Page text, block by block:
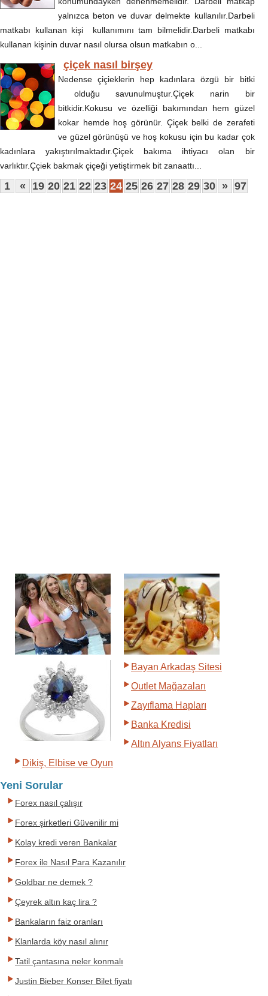
yalnızca beton ve duvar delmekte kullanılır.Darbeli
matkabı kullanan kişi kullanımını tam bilmelidir.Darbeli matkabı
kullanan kişinin duvar nasıl olursa olsun matkabın o...
çiçek nasıl birşey
Nedense çiçieklerin hep kadınlara özgü bir bitki
olduğu savunulmuştur.Çiçek narin bir
bitkidir.Kokusu ve özelliği bakımından hem güzel
kokar hemde hoş görünür. Çiçek belki de zerafeti
ve güzel görünüşü ve hoş kokusu için bu kadar çok
kadınlara yakıştırılmaktadır.Çiçek bakıma ihtiyacı olan bir
varlıktır.Ççiek bakmak çiçeği yetiştirmek bit zanaattı...
1 « 19 20 21 22 23 24 25 26 27 28 29 30 » 97
Bayan Arkadaş Sitesi
Outlet Mağazaları
Zayıflama Hapları
Banka Kredisi
Altın Alyans Fiyatları
Dikiş, Elbise ve Oyun
Yeni Sorular
Forex nasıl çalışır
Forex şirketleri Güvenilir mi
Kolay kredi veren Bankalar
Forex ile Nasıl Para Kazanılır
Goldbar ne demek ?
Çeyrek altın kaç lira ?
Bankaların faiz oranları
Klanlarda köy nasıl alınır
Tatil çantasına neler konmalı
Justin Bieber Konser Bilet fiyatı